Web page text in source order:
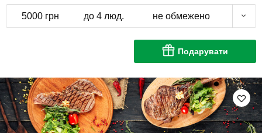
5000 грн до 4 люд. не обмежено
Подарувати